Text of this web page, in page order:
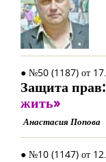
● №50 (1187) от
Защита прав:
жить»
Анастасия Попова
● №10 (1147) от